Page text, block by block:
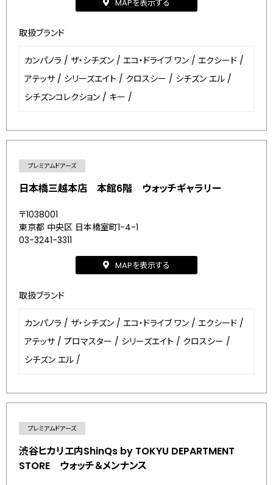
MAPを表示する
取扱ブランド
カンパノラ / ザ・シチズン / エコ・ドライブ ワン / エクシード /
アテッサ / シリーズエイト / クロスシー / シチズン エル /
シチズンコレクション / キー /
プレミアムドアーズ
日本橋三越本店 本館6階 ウォッチギャラリー
〒1038001
東京都 中央区 日本橋室町1-4-1
03-3241-3311
MAPを表示する
取扱ブランド
カンパノラ / ザ・シチズン / エコ・ドライブ ワン / エクシード /
アテッサ / プロマスター / シリーズエイト / クロスシー /
シチズン エル /
プレミアムドアーズ
渋谷ヒカリエ内ShinQs by TOKYU DEPARTMENT
STORE ウォッチ＆メンナンス